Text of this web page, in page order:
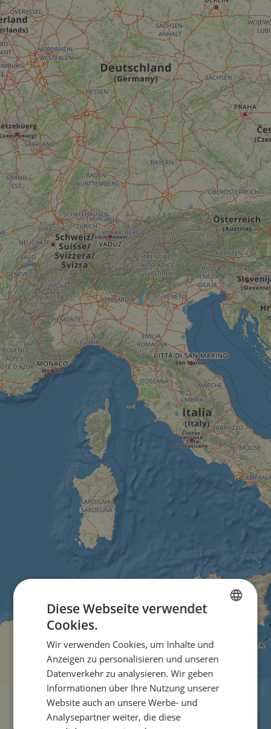
FRENCH
Diese Webseite verwendet
Cookies.
Wir verwenden Cookies, um Inhalte und
Anzeigen zu personalisieren und unseren
Datenverkehr zu analysieren. Wir geben
Informationen über Ihre Nutzung unserer
Website auch an unsere Werbe- und
Analysepartner weiter, die diese